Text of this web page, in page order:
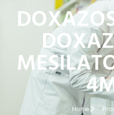
Home